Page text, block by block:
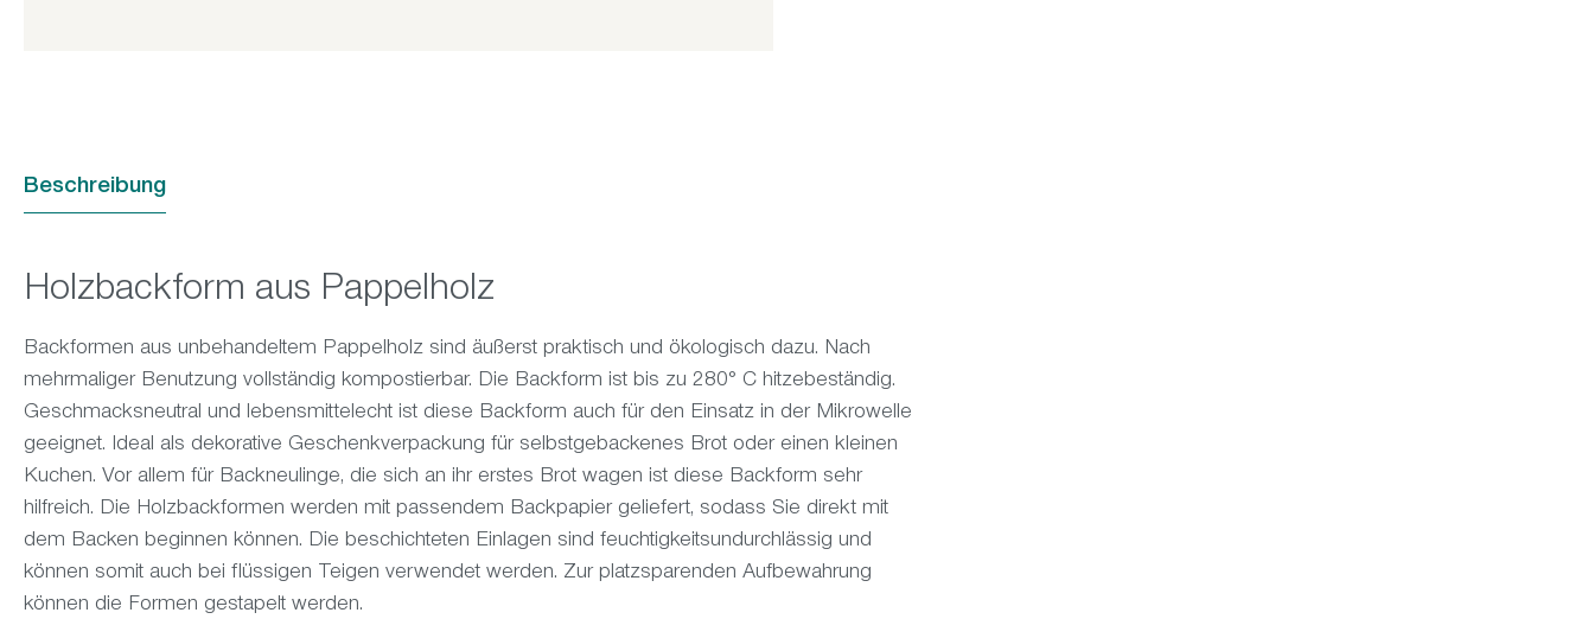
Beschreibung
Holzbackform aus Pappelholz
Backformen aus unbehandeltem Pappelholz sind äußerst praktisch und ökologisch dazu. Nach
mehrmaliger Benutzung vollständig kompostierbar. Die Backform ist bis zu 280° C hitzebeständig.
Geschmacksneutral und lebensmittelecht ist diese Backform auch für den Einsatz in der Mikrowelle
geeignet. Ideal als dekorative Geschenkverpackung für selbstgebackenes Brot oder einen kleinen
Kuchen. Vor allem für Backneulinge, die sich an ihr erstes Brot wagen ist diese Backform sehr
hilfreich. Die Holzbackformen werden mit passendem Backpapier geliefert, sodass Sie direkt mit
dem Backen beginnen können. Die beschichteten Einlagen sind feuchtigkeitsundurchlässig und
können somit auch bei flüssigen Teigen verwendet werden. Zur platzsparenden Aufbewahrung
können die Formen gestapelt werden.